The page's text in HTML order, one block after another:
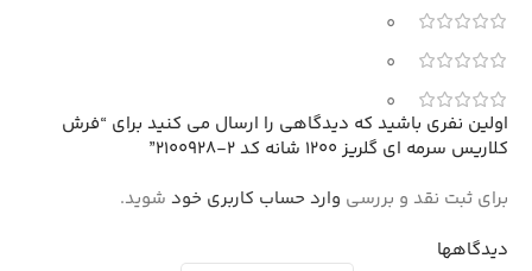
0
0
0
دیدگاهها
اولین نفری باشید که دیدگاهی را ارسال می کنید برای “فرش
کلاریس سرمه ای گلریز 1200 شانه کد 2-2100928”
برای ثبت نقد و بررسی وارد حساب کاربری خود شوید.